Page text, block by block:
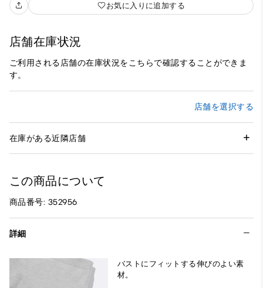
お気に入りに追加する
店舗在庫状況
ご利用される店舗の在庫状況をこちらで確認することができま
す。
店舗を選択する
在庫がある近隣店舗
この商品について
商品番号: 352956
詳細
バストにフィットする伸びのよい素
材。